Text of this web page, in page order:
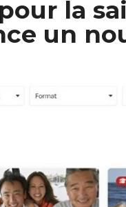
la
un